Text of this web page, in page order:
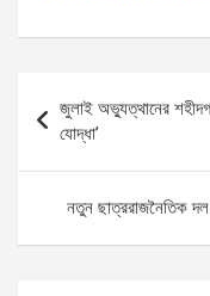
ce
b
o
o
k
se
g
er
at
s
A
p
p
navigation
জুলাই অভ্যুত্থানের
যোদ্ধা’
নতুন ছাত্ররাজনৈতিক দল